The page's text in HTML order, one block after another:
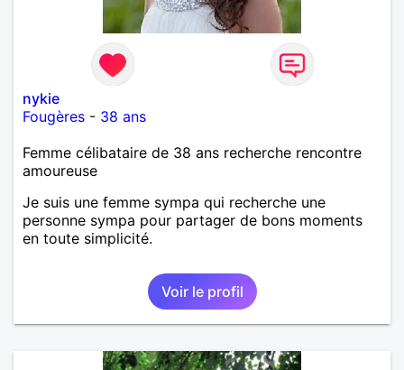
nykie
Fougères - 38 ans
Femme célibataire de 38 ans recherche rencontre
amoureuse
Je suis une femme sympa qui recherche une
personne sympa pour partager de bons moments
en toute simplicité.
Voir le profil